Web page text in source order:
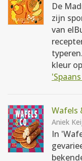
De
zijn
van
kleur
Wafels
Aniek
In